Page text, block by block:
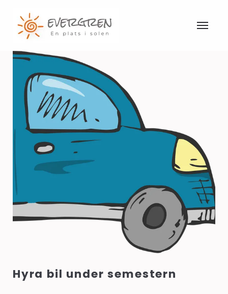
Hyra bil under semestern